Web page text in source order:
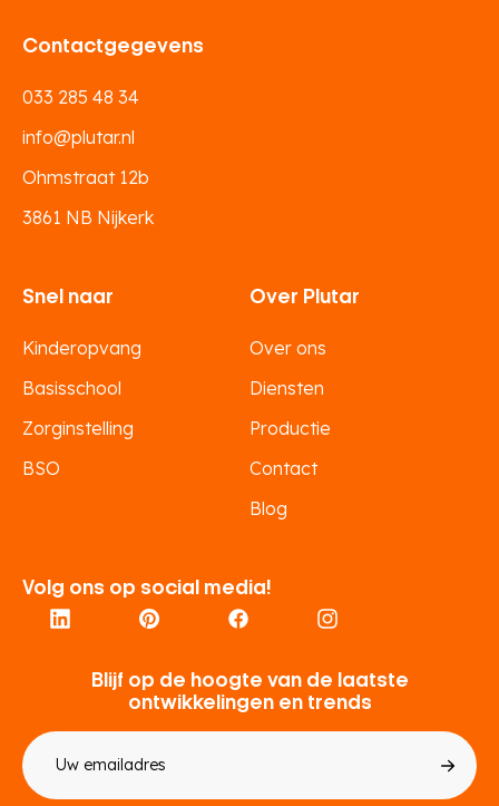
Volg ons op social media!
Contactgegevens
033 285 48 34
info@plutar.nl
Ohmstraat 12b
3861 NB Nijkerk
Snel naar
Kinderopvang
Basisschool
Zorginstelling
BSO
Over Plutar
Over ons
Diensten
Productie
Contact
Blog
Blijf op de hoogte van de laatste
ontwikkelingen en trends
mailadres